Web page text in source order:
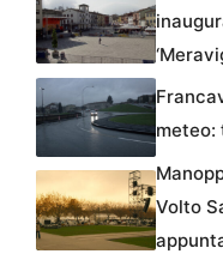
meteo:
Volto